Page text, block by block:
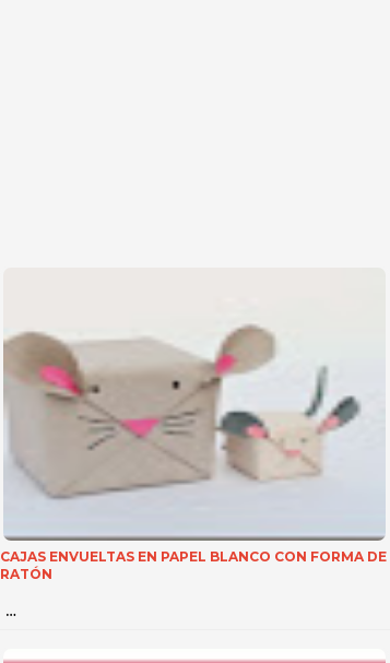
CAJAS ENVUELTAS EN PAPEL BLANCO CON FORMA DE
RATÓN
…